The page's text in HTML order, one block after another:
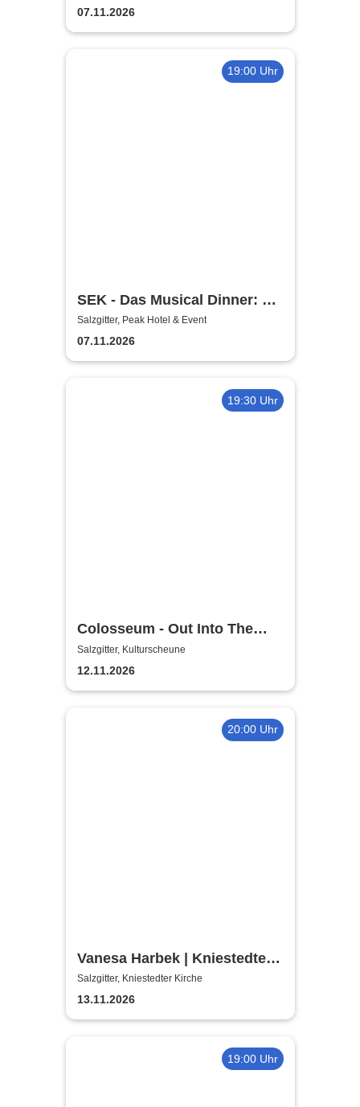
07.11.2026
19:00 Uhr
SEK - Das Musical Dinner: A
Broadway Night
Salzgitter, Peak Hotel & Event
07.11.2026
19:30 Uhr
Colosseum - Out Into The
Fields
Salzgitter, Kulturscheune
12.11.2026
20:00 Uhr
Vanesa Harbek | Kniestedter
Kirche
Salzgitter, Kniestedter Kirche
13.11.2026
19:00 Uhr